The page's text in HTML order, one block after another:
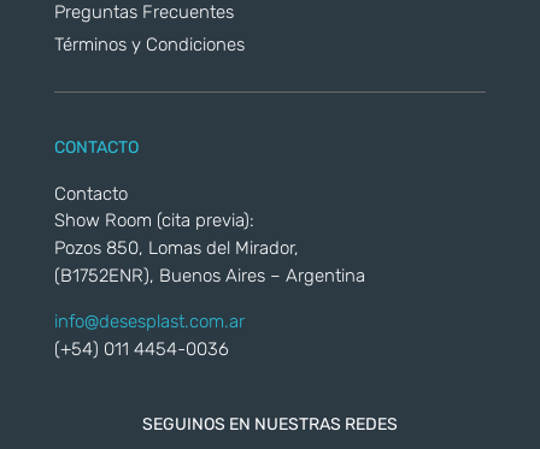
Preguntas Frecuentes
Términos y Condiciones
CONTACTO
Contacto
Show Room (cita previa):
Pozos 850, Lomas del Mirador,
(B1752ENR), Buenos Aires – Argentina
info@desesplast.com.ar
(+54) 011 4454-0036
SEGUINOS EN NUESTRAS REDES